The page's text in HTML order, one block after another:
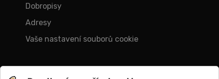
Dobropisy
Adresy
Vaše nastavení souborů cookie